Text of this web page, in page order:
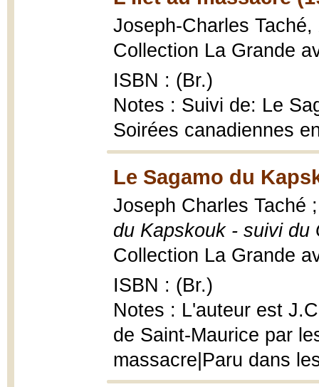
Joseph-Charles Taché,
Collection La Grande
ISBN : (Br.)
Notes : Suivi de: Le
Soirées canadiennes
Le Sagamo du
Joseph Charles Taché
du Kapskouk - suivi du
Collection La Grande
ISBN : (Br.)
Notes : L'auteur est
de Saint-Maurice par
massacre|Paru dans